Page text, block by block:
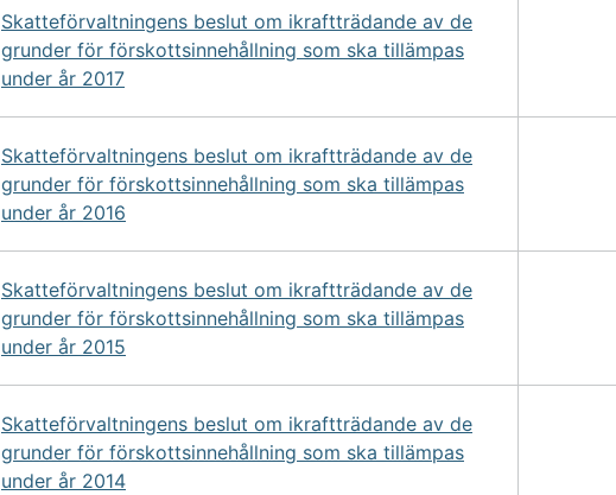
Skatteförvaltningens beslut om ikraftträdande av de
grunder för förskottsinnehållning som ska tillämpas
under år 2017
Skatteförvaltningens beslut om ikraftträdande av de
grunder för förskottsinnehållning som ska tillämpas
under år 2016
Skatteförvaltningens beslut om ikraftträdande av de
grunder för förskottsinnehållning som ska tillämpas
under år 2015
Skatteförvaltningens beslut om ikraftträdande av de
grunder för förskottsinnehållning som ska tillämpas
under år 2014